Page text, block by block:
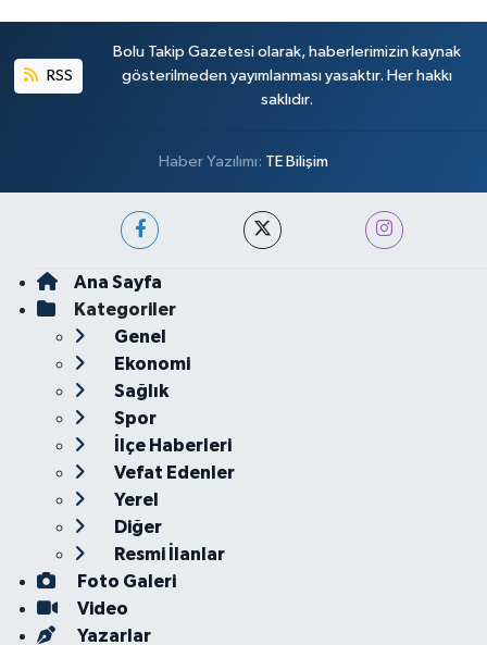
RSS
Bolu Takip Gazetesi olarak, haberlerimizin kaynak
gösterilmeden yayımlanması yasaktır. Her hakkı
saklıdır.
Haber Yazılımı: TE Bilişim
Ana Sayfa
Kategoriler
Genel
Ekonomi
Sağlık
Spor
İlçe Haberleri
Vefat Edenler
Yerel
Diğer
Resmi İlanlar
Foto Galeri
Video
Yazarlar